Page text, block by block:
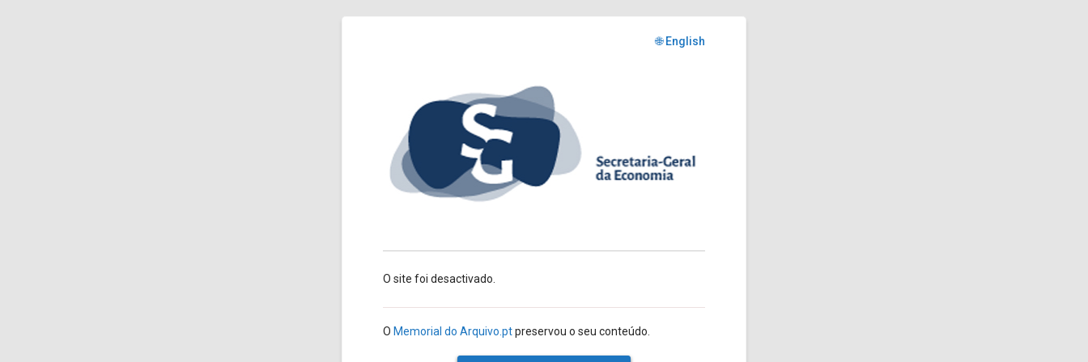
🌐 English
O site foi desactivado.
O Memorial do Arquivo.ptpreservou o seu conteúdo.